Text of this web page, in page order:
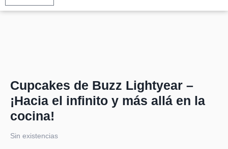
Cupcakes de Buzz Lightyear –
¡Hacia el infinito y más allá en la
cocina!
Sin existencias